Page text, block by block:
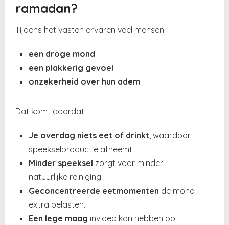
ramadan?
Tijdens het vasten ervaren veel mensen:
een droge mond
een plakkerig gevoel
onzekerheid over hun adem
Dat komt doordat:
Je overdag niets eet of drinkt , waardoor
speekselproductie afneemt.
Minder speeksel zorgt voor minder
natuurlijke reiniging.
Geconcentreerde eetmomenten de mond
extra belasten.
Een lege maag invloed kan hebben op